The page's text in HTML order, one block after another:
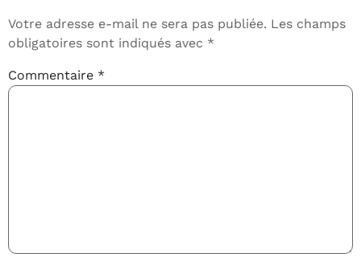
Votre adresse e-mail ne sera pas publiée. Les champs
obligatoires sont indiqués avec *
Commentaire *